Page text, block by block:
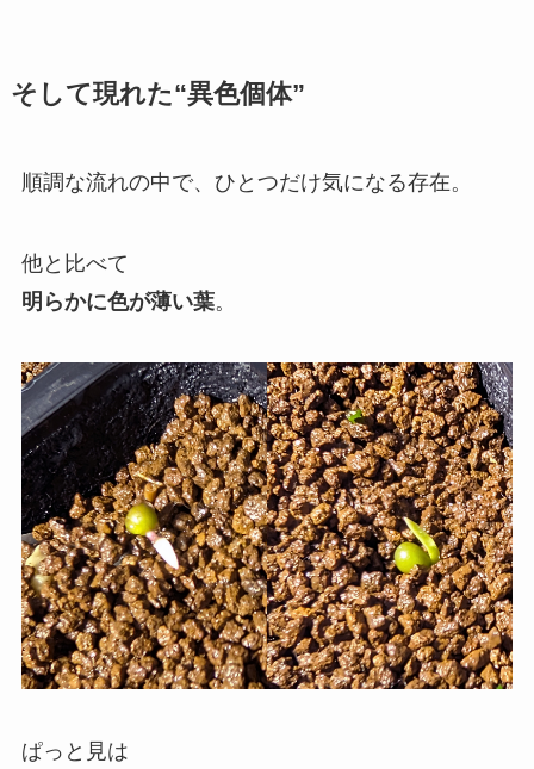
そして現れた“異色個体”
順調な流れの中で、ひとつだけ気になる存在。
他と比べて
明らかに色が薄い葉。
ぱっと見は